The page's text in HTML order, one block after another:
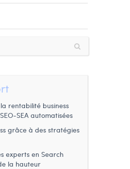
rentabilité business
SEA automatisées
grâce à des stratégies
experts en Search
la hauteur